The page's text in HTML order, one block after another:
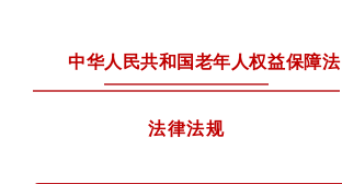
中华人民共和国老年人权益保障法
法律法规